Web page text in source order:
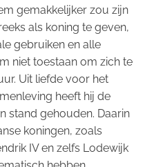
gemakkelijker zou zijn
als koning te geven,
gebruiken en alle
niet toestaan om zich te
Uit liefde voor het
heeft hij de
stand gehouden. Daarin
koningen, zoals
IV en zelfs Lodewijk